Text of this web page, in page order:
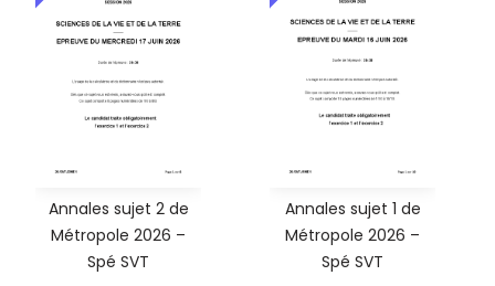
Annales sujet 2 de
Métropole 2026 –
Spé SVT
Annales sujet 1 de
Métropole 2026 –
Spé SVT